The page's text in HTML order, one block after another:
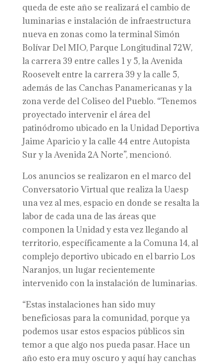
queda de este año se realizará el cambio de
luminarias e instalación de infraestructura
nueva en zonas como la terminal Simón
Bolívar Del MIO, Parque Longitudinal 72W,
la carrera 39 entre calles 1 y 5, la Avenida
Roosevelt entre la carrera 39 y la calle 5,
además de las Canchas Panamericanas y la
zona verde del Coliseo del Pueblo. “Tenemos
proyectado intervenir el área del
patinódromo ubicado en la Unidad Deportiva
Jaime Aparicio y la calle 44 entre Autopista
Sur y la Avenida 2A Norte”, mencionó.
Los anuncios se realizaron en el marco del
Conversatorio Virtual que realiza la Uaesp
una vez al mes, espacio en donde se resalta la
labor de cada una de las áreas que
componen la Unidad y esta vez llegando al
territorio, específicamente a la Comuna 14, al
complejo deportivo ubicado en el barrio Los
Naranjos, un lugar recientemente
intervenido con la instalación de luminarias.
“Estas instalaciones han sido muy
beneficiosas para la comunidad, porque ya
podemos usar estos espacios públicos sin
temor a que algo nos pueda pasar. Hace un
año esto era muy oscuro y aquí hay canchas